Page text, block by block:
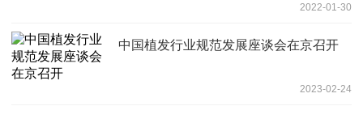
2022-01-30
中国植发行业规范发展座谈会在京召开
2023-02-24